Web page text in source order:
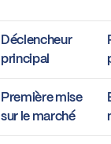
Déclencheur
principal
Première mise
sur le marché